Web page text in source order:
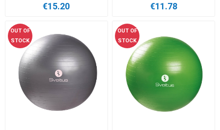
€15.20 €11.78
OUT OF
STOCK
OUT OF
STOCK